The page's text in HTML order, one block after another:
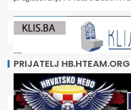
PRIJATELJ HB.HTEAM.ORG